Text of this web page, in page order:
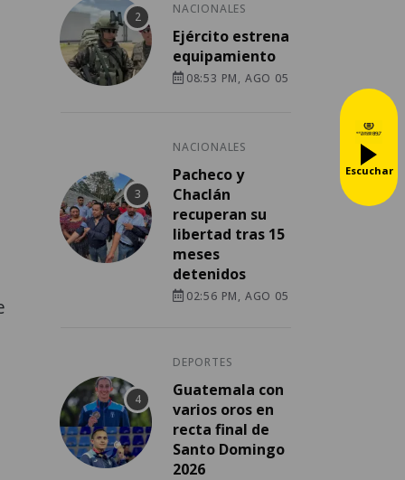
NACIONALES
Ejército estrena
equipamiento
08:53 PM, AGO 05
NACIONALES
Pacheco y
Chaclán
recuperan su
libertad tras 15
meses
detenidos
02:56 PM, AGO 05
DEPORTES
Guatemala con
varios oros en
recta final de
Santo Domingo
2026
Escuchar